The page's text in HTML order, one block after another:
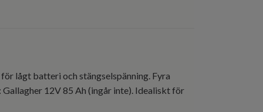
lågt batteri och stängselspänning. Fyra
12V 85 Ah (ingår inte). Idealiskt för